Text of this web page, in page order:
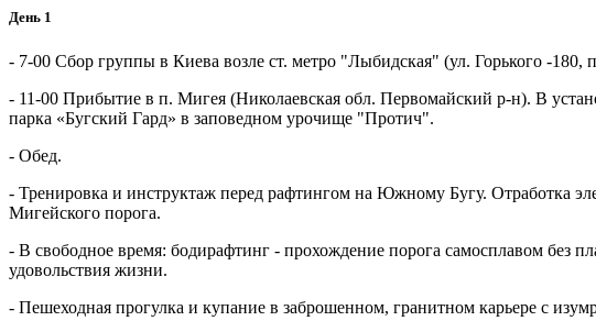
День 1
- 7-00 Сбор группы в Киева возле ст. метро "Лыбидская" (ул. Горького -
- 11-00 Прибытие в п. Мигея (Николаевская обл. Первомайский р-н). В
парка «Бугский Гард» в заповедном урочище "Протич".
- Обед.
- Тренировка и инструктаж перед рафтингом на Южному Бугу. Отработка
Мигейского порога.
- В свободное время: бодирафтинг - прохождение порога самосплавом без
удовольствия жизни.
- Пешеходная прогулка и купание в заброшенном, гранитном карьере с